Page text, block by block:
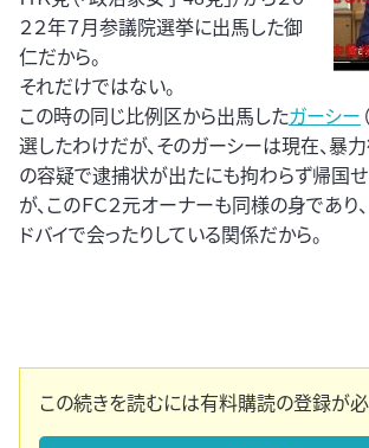
２２年７月参議院選挙に出馬した御
仁だから。
それだけではない。
この時の同じ比例区から出馬したガーシー
選したわけだが、そのガーシーは現在、暴
の容疑で逮捕状が出たにも拘わらず帰国
が、このＦＣ２元オーナーも同様の身であり
ドバイで会ったりしている関係だから。
この続きを読むには有料購読の登録が必